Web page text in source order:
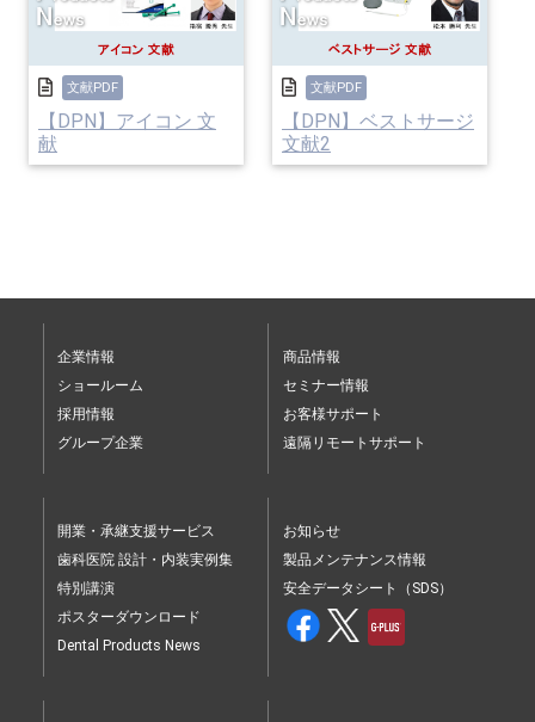
文献PDF
【DPN】アイコン 文
献
文献PDF
【DPN】ベストサージ
文献2
企業情報
ショールーム
採用情報
グループ企業
商品情報
セミナー情報
お客様サポート
遠隔リモートサポート
開業・承継支援サービス
歯科医院 設計・内装実例集
特別講演
ポスターダウンロード
Dental Products News
お知らせ
製品メンテナンス情報
安全データシート（SDS）